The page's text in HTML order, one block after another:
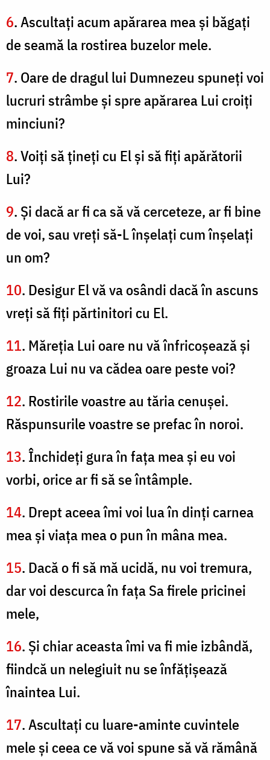
6. Ascultaţi acum apărarea mea şi băgaţi
de seamă la rostirea buzelor mele.
7. Oare de dragul lui Dumnezeu spuneţi voi
lucruri strâmbe şi spre apărarea Lui croiţi
minciuni?
8. Voiţi să ţineţi cu El şi să fiţi apărătorii
Lui?
9. Şi dacă ar fi ca să vă cerceteze, ar fi bine
de voi, sau vreţi să-L înşelaţi cum înşelaţi
un om?
10. Desigur El vă va osândi dacă în ascuns
vreţi să fiţi părtinitori cu El.
11. Măreţia Lui oare nu vă înfricoşează şi
groaza Lui nu va cădea oare peste voi?
12. Rostirile voastre au tăria cenuşei.
Răspunsurile voastre se prefac în noroi.
13. Închideţi gura în faţa mea şi eu voi
vorbi, orice ar fi să se întâmple.
14. Drept aceea îmi voi lua în dinţi carnea
mea şi viaţa mea o pun în mâna mea.
15. Dacă o fi să mă ucidă, nu voi tremura,
dar voi descurca în faţa Sa firele pricinei
mele,
16. Şi chiar aceasta îmi va fi mie izbândă,
fiindcă un nelegiuit nu se înfăţişează
înaintea Lui.
17. Ascultaţi cu luare-aminte cuvintele
mele şi ceea ce vă voi spune să vă rămână